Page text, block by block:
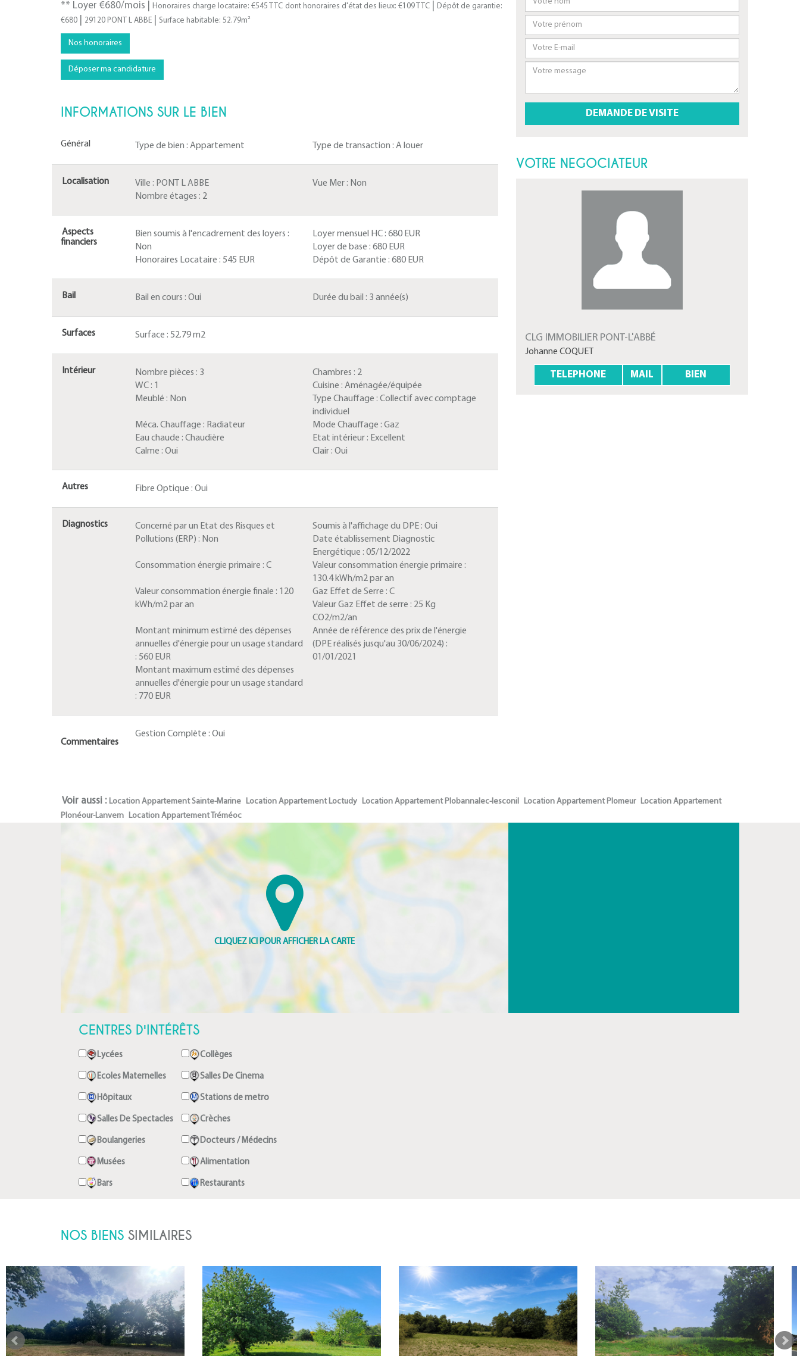
** Loyer €680/mois Honoraires charge locataire: €545 TTC dont honoraires d'état des lieux: €109 TTC
Dépôt de garantie:
€680
29120 PONT L ABBE Surface habitable: 52.79m²
Nos honoraires
Déposer ma candidature
INFORMATIONS SUR LE BIEN
Général Type de bien : Appartement Type de transaction : A louer
Localisation Ville : PONT L ABBE Vue Mer : Non
Nombre étages : 2
Aspects
financiers
Bien soumis à l'encadrement des loyers :
Non
Loyer mensuel HC : 680 EUR
Loyer de base : 680 EUR
Honoraires Locataire : 545 EUR Dépôt de Garantie : 680 EUR
Bail Bail en cours : Oui Durée du bail : 3 année(s)
Surfaces Surface : 52.79 m2
Intérieur Nombre pièces : 3 Chambres : 2
WC : 1 Cuisine : Aménagée/équipée
Meublé : Non Type Chauffage : Collectif avec comptage
individuel
Méca. Chauffage : Radiateur Mode Chauffage : Gaz
Eau chaude : Chaudière Etat intérieur : Excellent
Calme : Oui Clair : Oui
Autres Fibre Optique : Oui
Diagnostics
Concerné par un Etat des Risques et
Pollutions (ERP) : Non
Soumis à l'affichage du DPE : Oui
Date établissement Diagnostic
Energétique : 05/12/2022
Consommation énergie primaire : C
Valeur consommation énergie primaire :
130.4 kWh/m2 par an
Valeur consommation énergie finale : 120
kWh/m2 par an
Gaz Effet de Serre : C
Valeur Gaz Effet de serre : 25 Kg
CO2/m2/an
Montant minimum estimé des dépenses
annuelles d'énergie pour un usage standard
: 560 EUR
Année de référence des prix de l'énergie
(DPE réalisés jusqu'au 30/06/2024) :
01/01/2021
Montant maximum estimé des dépenses
annuelles d'énergie pour un usage standard
: 770 EUR
Commentaires
Gestion Complète : Oui
VOTRE NEGOCIATEUR
CLG IMMOBILIER PONT-L'ABBÉ
Johanne COQUET
TELEPHONE MAIL BIEN
Voir aussi : Location Appartement Sainte-Marine Location Appartement Loctudy Location Appartement Plobannalec-lesconil Location Appartement Plomeur Location Appartement
Plonéour-Lanvern Location Appartement Tréméoc
CENTRES D'INTÉRÊTS
Lycées Collèges
Ecoles Maternelles Salles De Cinema
Hôpitaux Stations de metro
Salles De Spectacles Crèches
Boulangeries Docteurs / Médecins
Musées Alimentation
Bars Restaurants
NOS BIENS SIMILAIRES